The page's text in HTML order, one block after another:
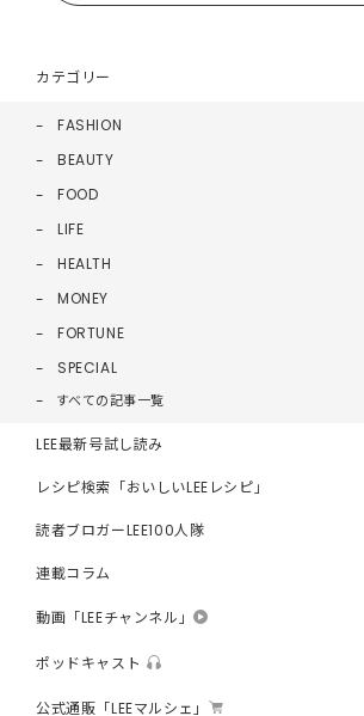
カテゴリー
FASHION
BEAUTY
FOOD
LIFE
HEALTH
MONEY
FORTUNE
SPECIAL
すべての記事一覧
LEE最新号試し読み
レシピ検索「おいしいLEEレシピ」
読者ブロガーLEE100人隊
連載コラム
動画「LEEチャンネル」
ポッドキャスト
公式通販「LEEマルシェ」